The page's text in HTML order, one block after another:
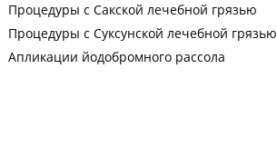
Процедуры с Сакской лечебной грязью
Процедуры с Суксунской лечебной грязью
Апликации йодобромного рассола